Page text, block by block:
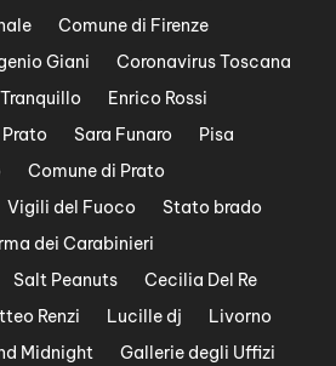
Comune di Firenze
Giani
Coronavirus Toscana
Enrico Rossi
Prato Sara Funaro
Pisa
Comune di Prato
Vigili del Fuoco
Stato brado
dei Carabinieri
Salt Peanuts
Cecilia Del Re
Renzi Lucille dj
Livorno
Midnight
Gallerie degli Uffizi